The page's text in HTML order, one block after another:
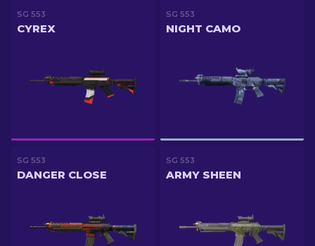
SG 553
CYREX
SG 553
NIGHT CAMO
SG 553
DANGER CLOSE
SG 553
ARMY SHEEN